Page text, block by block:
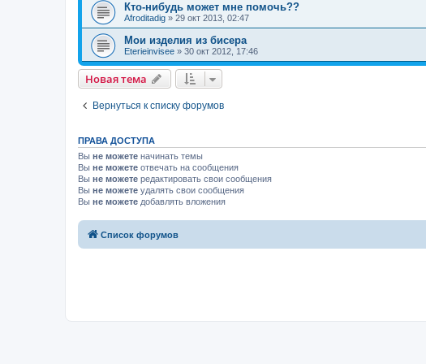
Кто-нибудь может мне помочь??
Afroditadig » 29 окт 2013, 02:47
Мои изделия из бисера
Eterieinvisee » 30 окт 2012, 17:46
Новая тема
Вернуться к списку форумов
ПРАВА ДОСТУПА
Вы не можете начинать темы
Вы не можете отвечать на сообщения
Вы не можете редактировать свои сообщения
Вы не можете удалять свои сообщения
Вы не можете добавлять вложения
Список форумов